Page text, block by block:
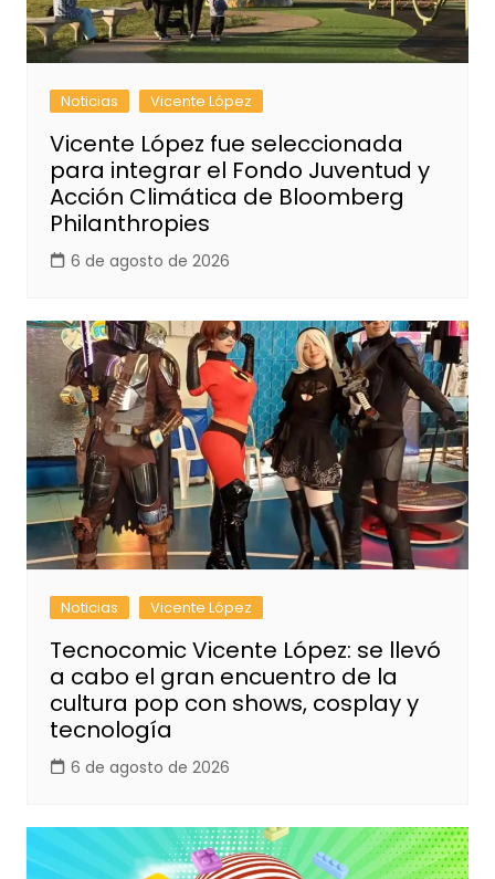
Noticias Vicente López
Vicente López fue seleccionada
para integrar el Fondo Juventud y
Acción Climática de Bloomberg
Philanthropies
6 de agosto de 2026
Noticias Vicente López
Tecnocomic Vicente López: se llevó
a cabo el gran encuentro de la
cultura pop con shows, cosplay y
tecnología
6 de agosto de 2026